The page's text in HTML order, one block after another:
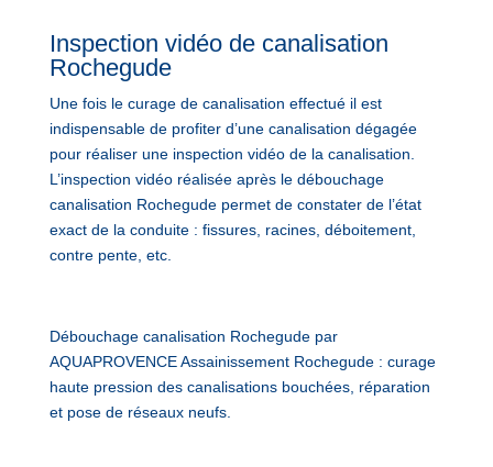
Inspection vidéo de canalisation
Rochegude
Une fois le curage de canalisation effectué il est
indispensable de profiter d’une canalisation dégagée
pour réaliser une inspection vidéo de la canalisation.
L’inspection vidéo réalisée après le débouchage
canalisation Rochegude permet de constater de l’état
exact de la conduite : fissures, racines, déboitement,
contre pente, etc.
Débouchage canalisation Rochegude par
AQUAPROVENCE Assainissement Rochegude : curage
haute pression des canalisations bouchées, réparation
et pose de réseaux neufs.